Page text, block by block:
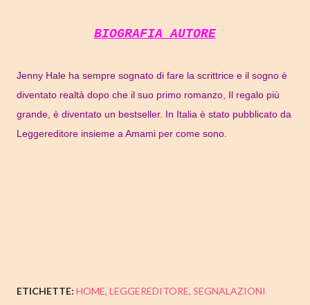
BIOGRAFIA AUTORE
Jenny Hale ha sempre sognato di fare la scrittrice e il sogno è
diventato realtà dopo che il suo primo romanzo, Il regalo più
grande, è diventato un bestseller. In Italia è stato pubblicato da
Leggereditore insieme a Amami per come sono.
ETICHETTE: HOME LEGGEREDITORE SEGNALAZIONI